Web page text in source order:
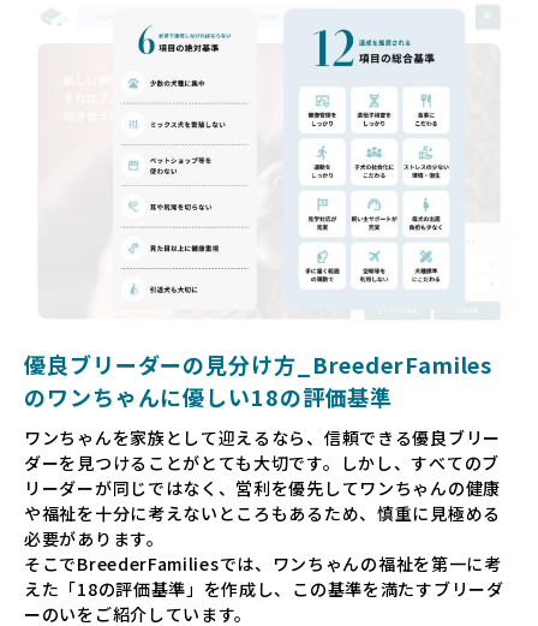
いるというケースもあります。こうした問題は、消費者にと
っても大きな負担であり、ワンちゃん自身にとっても非常に
だからこそ、私たちは正しい情報と安心して選べる場所を提
供すべきだと考えています。BreederFamiliesでは、ワンち
ゃんを家族のように愛する「優良ブリーダー」のみを独自の
厳しい基準で厳選し、その評価基準や評価結果をオープンに
しています。これにより、消費者の皆様が安心して子犬やブ
リーダーを選べる環境を整えています。
そして、消費者の皆様が正しい情報をもとに優良ブリーダー
を求めることで、ワンちゃんを家族のように愛する優良ブリ
ーダーが増え、営利優先の「悪徳ブリーダー」が自然と淘汰
される社会を目指しています。目の前の子犬だけでなく、親
ゃんに優しい世界を築いていきたいと考えています。
長するための環境が十分に整っていない場合が多く、販売ま
での間に過密な環境や長距離移動のストレスを受けることが
少なくありません。このような環境は、健康リスクや社会性
の問題につながりやすく、ワンちゃんにとっても望ましいと
は言えません。
こうした背景から、BreederFamiliesはペットショップを介
さない直接販売を採用するとともに、ペットオークションや
ペットショップを利用するブリーダーの掲載も行ってしませ
優良ブリーダーの見分け方_BreederFamiles
のワンちゃんに優しい18の評価基準
ワンちゃんを家族として迎えるなら、信頼できる優良ブリー
ダーを見つけることがとても大切です。しかし、すべてのブ
リーダーが同じではなく、営利を優先してワンちゃんの健康
や福祉を十分に考えないところもあるため、慎重に見極める
必要があります。
そこでBreederFamiliesでは、ワンちゃんの福祉を第一に考
えた「18の評価基準」を作成し、この基準を満たすブリーダ
ーのいをご紹介しています。